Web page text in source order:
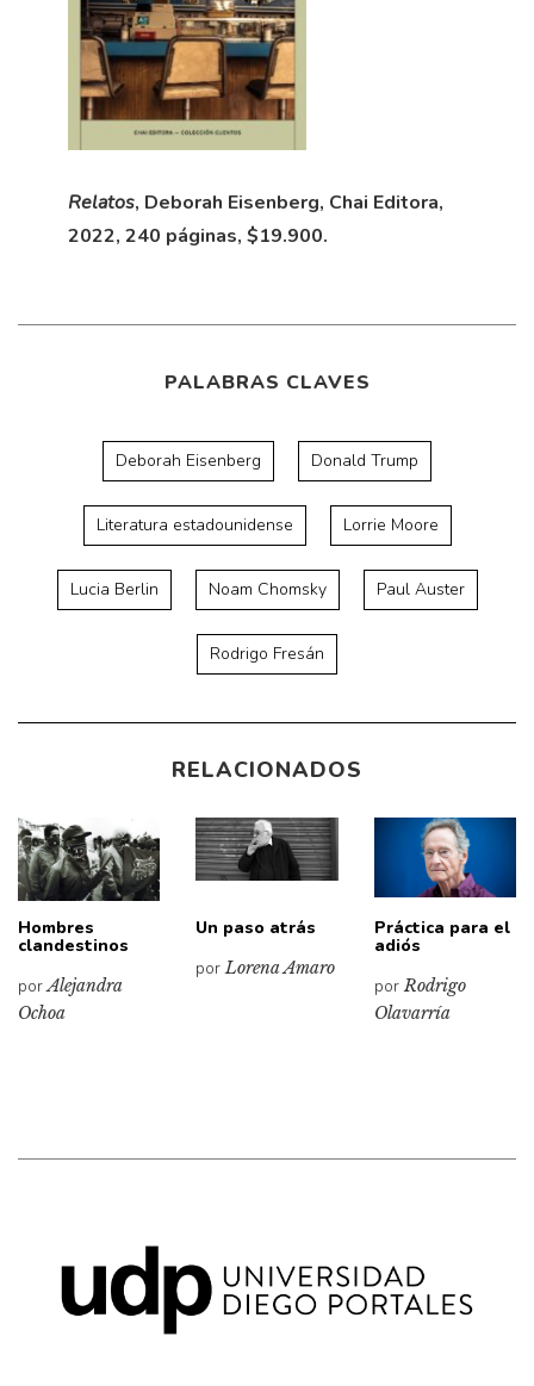
Relatos, Deborah Eisenberg, Chai Editora,
2022, 240 páginas, $19.900.
PALABRAS CLAVES
Deborah Eisenberg Donald Trump
Literatura estadounidense Lorrie Moore
Lucia Berlin Noam Chomsky Paul Auster
Rodrigo Fresán
RELACIONADOS
Hombres
clandestinos
porAlejandra
Ochoa
Un paso atrás
porLorena Amaro
Práctica para el
adiós
porRodrigo
Olavarría